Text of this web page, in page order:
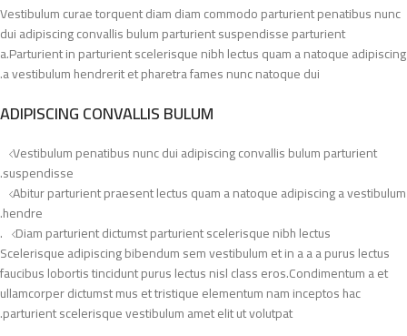
Vestibulum curae torquent diam diam commodo parturient penatibus nunc
dui adipiscing convallis bulum parturient suspendisse parturient
a.Parturient in parturient scelerisque nibh lectus quam a natoque adipiscing
a vestibulum hendrerit et pharetra fames nunc natoque dui.
ADIPISCING CONVALLIS BULUM
Vestibulum penatibus nunc dui adipiscing convallis bulum parturient
suspendisse.
Abitur parturient praesent lectus quam a natoque adipiscing a vestibulum
hendre.
Diam parturient dictumst parturient scelerisque nibh lectus.
Scelerisque adipiscing bibendum sem vestibulum et in a a a purus lectus
faucibus lobortis tincidunt purus lectus nisl class eros.Condimentum a et
ullamcorper dictumst mus et tristique elementum nam inceptos hac
parturient scelerisque vestibulum amet elit ut volutpat.